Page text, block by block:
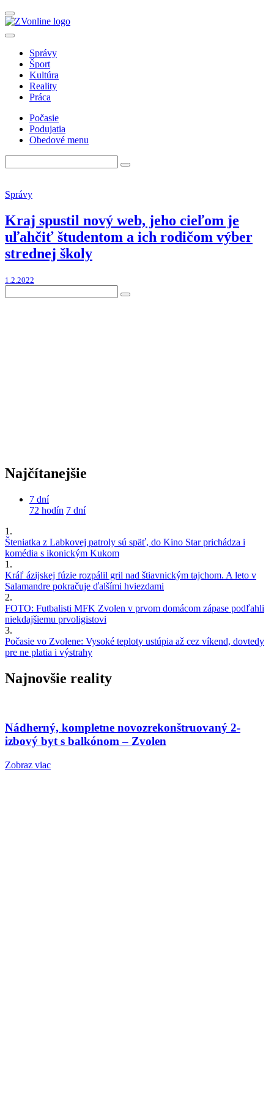
Správy
Šport
Kultúra
Reality
Práca
Počasie
Podujatia
Obedové menu
Správy
Kraj spustil nový web, jeho cieľom je
uľahčiť študentom a ich rodičom výber
strednej školy
1.2.2022
Najčítanejšie
7 dní
72 hodín 7 dní
1.
Šteniatka z Labkovej patroly sú späť, do Kino Star prichádza i
komédia s ikonickým Kukom
1.
Kráľ ázijskej fúzie rozpálil gril nad štiavnickým tajchom. A leto v
Salamandre pokračuje ďalšími hviezdami
2.
FOTO: Futbalisti MFK Zvolen v prvom domácom zápase podľahli
niekdajšiemu prvoligistovi
3.
Počasie vo Zvolene: Vysoké teploty ustúpia až cez víkend, dovtedy
pre ne platia i výstrahy
Najnovšie reality
Nádherný, kompletne novozrekonštruovaný 2-
izbový byt s balkónom – Zvolen
Zobraz viac